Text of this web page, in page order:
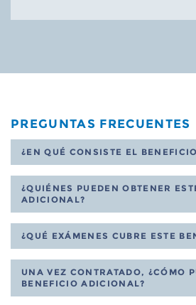
PREGUNTAS FRECUENTES
¿EN QUÉ CONSISTE EL
¿QUIÉNES PUEDEN OBTENER
ADICIONAL?
¿QUÉ EXÁMENES CUBRE ESTE
UNA VEZ CONTRATADO, ¿CÓMO
BENEFICIO ADICIONAL?